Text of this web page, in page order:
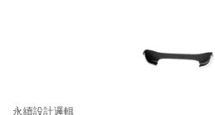
永續設計邏輯